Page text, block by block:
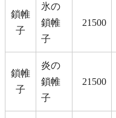
鎖帷
子
氷の
鎖帷
子
21500
鎖帷
子
炎の
鎖帷
子
21500